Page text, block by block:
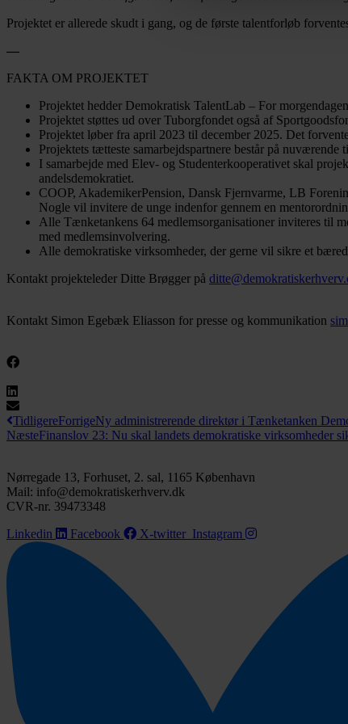
Projektet er allerede skudt i gang, og de første talentforløb
—
FAKTA OM PROJEKTET
Projektet hedder Demokratisk TalentLab – For
Projektet støttes ud over Tuborgfondet også af
Projektet løber fra april 2023 til december 2025. Det
Projektets tætteste samarbejdspartnere består på
I samarbejde med Elev- og Studenterkooperativet skal
andelsdemokratiet.
COOP, AkademikerPension, Dansk Fjernvarme, LB
Nogle vil invitere de unge indenfor gennem en
Alle Tænketankens 64 medlemsorganisationer inviteres til
med medlemsinvolvering.
Alle demokratiske virksomheder, der gerne vil sikre et
Kontakt projekteleder Ditte Brøgger på
Kontakt Simon Egebæk Eliasson for presse og kommunikation
TidligereForrigeNy administrerende direktør i Tænketanken
NæsteFinanslov 23: Nu skal landets demokratiske virksomheder
Nørregade 13, Forhuset, 2. sal, 1165 København
Mail: info@demokratiskerhverv.dk
CVR-nr. 39473348
Linkedin
Facebook X-twitter Instagram